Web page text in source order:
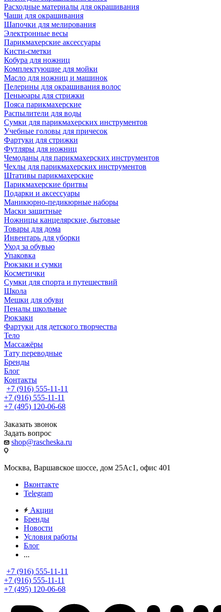
Расходные материалы для окрашивания
Чаши для окрашивания
Шапочки для мелирования
Электронные весы
Парикмахерские аксессуары
Кисти-сметки
Кобура для ножниц
Комплектующие для мойки
Масло для ножниц и машинок
Пелерины для окрашивания волос
Пеньюары для стрижки
Пояса парикмахерские
Распылители для воды
Сумки для парикмахерских инструментов
Учебные головы для причесок
Фартуки для стрижки
Футляры для ножниц
Чемоданы для парикмахерских инструментов
Чехлы для парикмахерских инструментов
Штативы парикмахерские
Парикмахерские бритвы
Подарки и аксессуары
Маникюрно-педикюрные наборы
Маски защитные
Ножницы канцелярские, бытовые
Товары для дома
Инвентарь для уборки
Уход за обувью
Упаковка
Рюкзаки и сумки
Косметички
Сумки для спорта и путешествий
Школа
Мешки для обуви
Пеналы школьные
Рюкзаки
Фартуки для детского творчества
Тело
Массажёры
Тату переводные
Бренды
Блог
Контакты
+7 (916) 555-11-11
+7 (916) 555-11-11
+7 (495) 120-06-68
Заказать звонок
Задать вопрос
shop@rascheska.ru
Москва, Варшавское шоссе, дом 25Аc1, офис 401
Вконтакте
Telegram
Акции
Бренды
Новости
Условия работы
Блог
...
+7 (916) 555-11-11
+7 (916) 555-11-11
+7 (495) 120-06-68